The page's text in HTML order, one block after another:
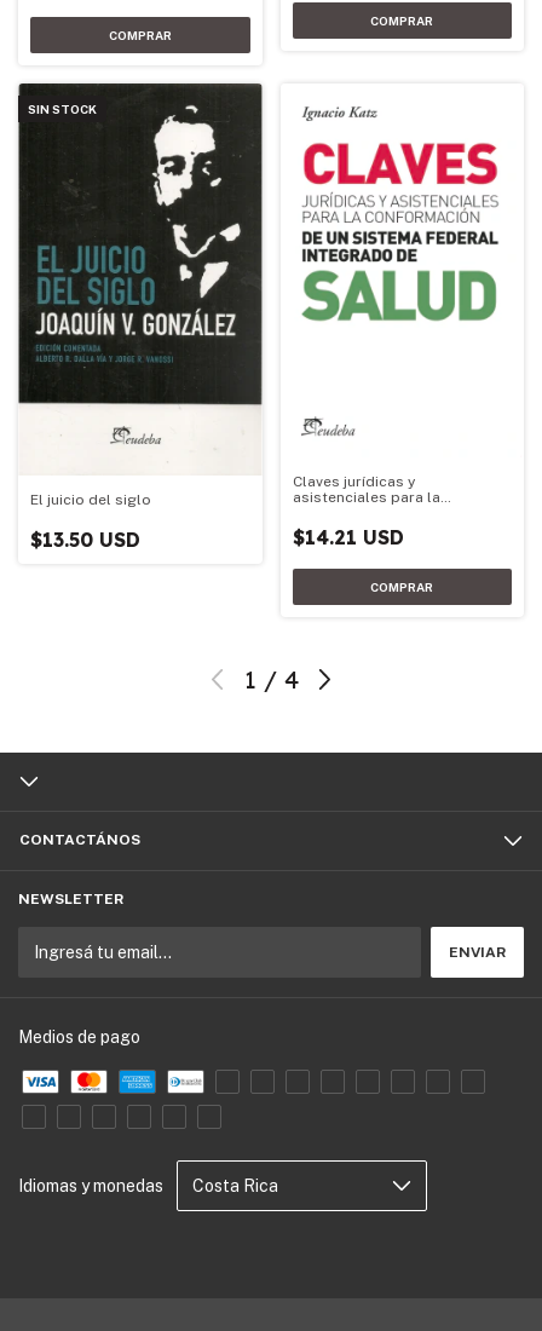
SIN STOCK
El juicio del siglo
$13.50 USD
Claves jurídicas y
asistenciales para la
federal integrado de salud
$14.21 USD
1 / 4
CONTACTÁNOS
NEWSLETTER
Medios de pago
Idiomas y monedas